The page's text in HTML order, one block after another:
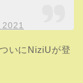
いにNiziUが登